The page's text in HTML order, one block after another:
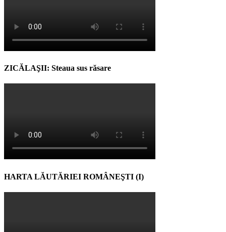
ZICĂLAŞII: Steaua sus răsare
HARTA LĂUTĂRIEI ROMÂNEŞTI (I)